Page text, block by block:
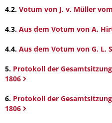
4.2. Votum von J. v. Müller
4.3. Aus dem Votum von A.
4.4. Aus dem Votum von G. L.
5. Protokoll der
1806
6. Protokoll der
1806